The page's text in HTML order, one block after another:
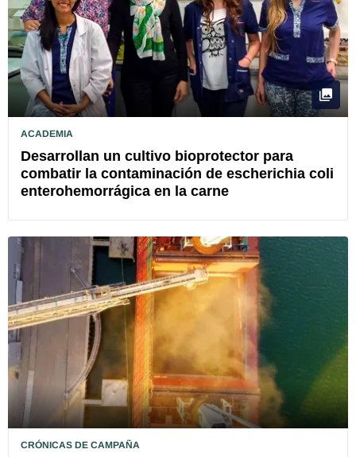
ACADEMIA
Desarrollan un cultivo bioprotector para
combatir la contaminación de escherichia coli
enterohemorrágica en la carne
CRÓNICAS DE CAMPAÑA